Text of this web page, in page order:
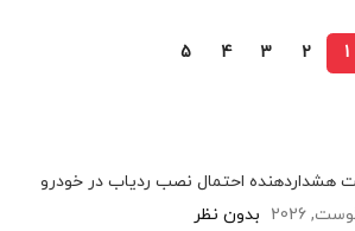
1
2
3
4
5
هشداردهنده احتمال نصب ردیاب در خودرو
بدون نظر